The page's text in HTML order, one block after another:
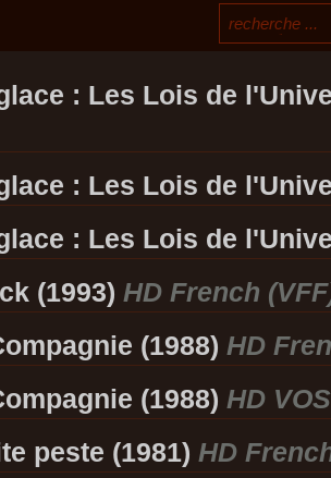
: Les Lois de
: Les Lois de
: Les Lois de
(1993) HD French
(1988) HD
(1988) HD
peste (1981) HD